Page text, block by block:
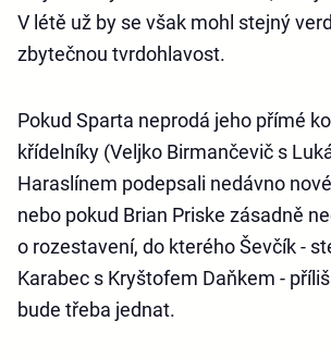
V létě už by se však mohl stejný
zbytečnou tvrdohlavost.
Pokud Sparta neprodá jeho přímé
křídelníky (Veljko Birmančevič s
Haraslínem podepsali nedávno
nebo pokud Brian Priske zásadně
o rozestavení, do kterého Ševčík -
Karabec s Kryštofem Daňkem -
bude třeba jednat.